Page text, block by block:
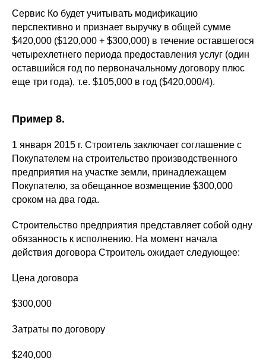
Сервис Ко будет учитывать модификацию
перспективно и признает выручку в общей сумме
$420,000 ($120,000 + $300,000) в течение оставшегося
четырехлетнего периода предоставления услуг (один
оставшийся год по первоначальному договору плюс
еще три года), т.е. $105,000 в год ($420,000/4).
Пример 8.
1 января 2015 г. Строитель заключает соглашение с
Покупателем на строительство производственного
предприятия на участке земли, принадлежащем
Покупателю, за обещанное возмещение $300,000
сроком на два года.
Строительство предприятия представляет собой одну
обязанность к исполнению. На момент начала
действия договора Строитель ожидает следующее:
Цена договора
$300,000
Затраты по договору
$240,000